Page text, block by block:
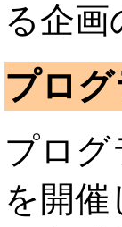
る企
プロ
プログ
を開